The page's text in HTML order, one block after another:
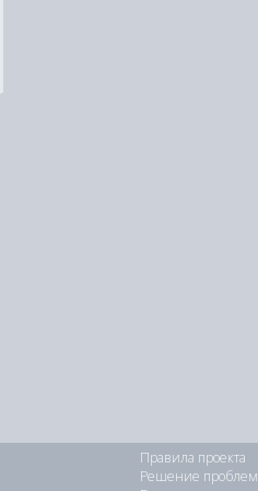
Правила проекта
Решение проблем